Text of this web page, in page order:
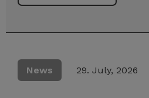
News 29. July, 2026